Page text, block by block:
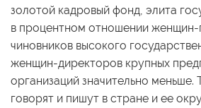
золотой кадровый фонд, элита
в процентном отношении женщин-
чиновников высокого
женщин-директоров крупных
организаций значительно меньше.
говорят и пишут в стране и ее